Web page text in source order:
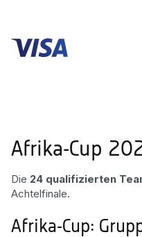
Afrika-Cup
Die 24 qualifizierten
Achtelfinale.
Afrika-Cup: